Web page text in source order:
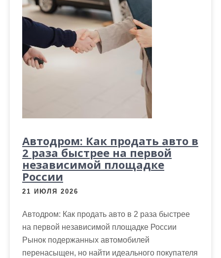
Автодром: Как продать авто в
2 раза быстрее на первой
независимой площадке
России
21 ИЮЛЯ 2026
Автодром: Как продать авто в 2 раза быстрее
на первой независимой площадке России
Рынок подержанных автомобилей
перенасыщен, но найти идеального покупателя